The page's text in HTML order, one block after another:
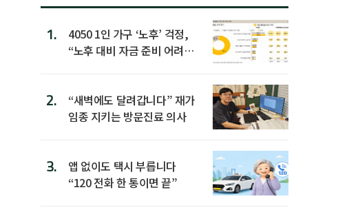
1.
4050 1인 가구 ‘노후’ 걱정,
“노후 대비 자금 준비 어려
2.
“새벽에도 달려갑니다” 재가
임종 지키는 방문진료 의사
3.
앱 없이도 택시 부릅니다
“120 전화 한 통이면 끝”